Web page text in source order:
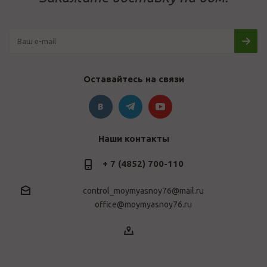
Оставайтесь на связи
Наши контакты
+ 7 (4852) 700-110
control_moymyasnoy76@mail.ru
office@moymyasnoy76.ru